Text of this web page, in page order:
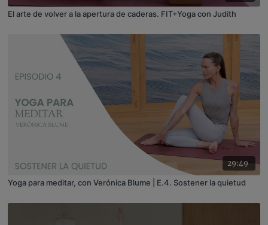
El arte de volver a la apertura de caderas. FIT+Yoga con Judith
29:49
Yoga para meditar, con Verónica Blume | E.4. Sostener la quietud